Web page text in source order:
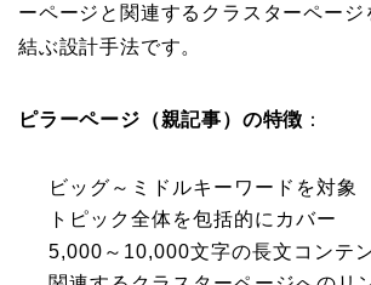
ーページと関連するクラスターペー
結ぶ設計手法です。
ピラーページ（親記事）の特徴 ：
ビッグ～ミドルキーワードを対象
トピック全体を包括的にカバー
5,000～10,000文字の長文コンテ